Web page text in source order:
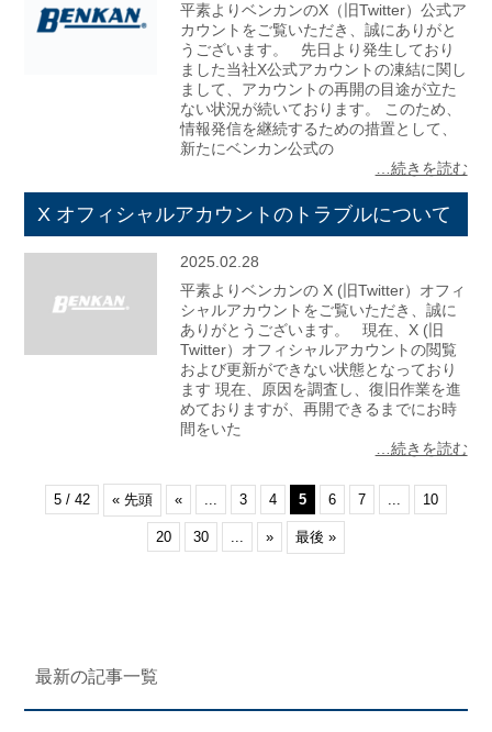
平素よりベンカンのX（旧Twitter）公式ア
カウントをご覧いただき、誠にありがと
うございます。 先日より発生しており
ました当社X公式アカウントの凍結に関し
まして、アカウントの再開の目途が立た
ない状況が続いております。 このため、
情報発信を継続するための措置として、
新たにベンカン公式の
…続きを読む
X オフィシャルアカウントのトラブルについて
2025.02.28
平素よりベンカンの X (旧Twitter）オフィ
シャルアカウントをご覧いただき、誠に
ありがとうございます。 現在、X (旧
Twitter）オフィシャルアカウントの閲覧
および更新ができない状態となっており
ます 現在、原因を調査し、復旧作業を進
めておりますが、再開できるまでにお時
間をいた
…続きを読む
5 / 42 « 先頭 « ... 3 4 5 6 7 ... 10
20 30 ... » 最後 »
最新の記事一覧